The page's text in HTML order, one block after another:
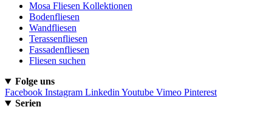
Mosa Fliesen Kollektionen
Bodenfliesen
Wandfliesen
Terassenfliesen
Fassadenfliesen
Fliesen suchen
Folge uns
Facebook Instagram Linkedin Youtube Vimeo Pinterest
Serien